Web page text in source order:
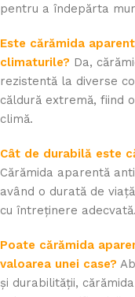
pentru a îndepărta
Este cărămida
climaturile? Da,
rezistentă la diverse
căldură extremă, fiind
climă.
Cât de durabilă este
Cărămida aparentă
având o durată de
cu întreținere adecvată.
Poate cărămida
valoarea unei case?
și durabilității,